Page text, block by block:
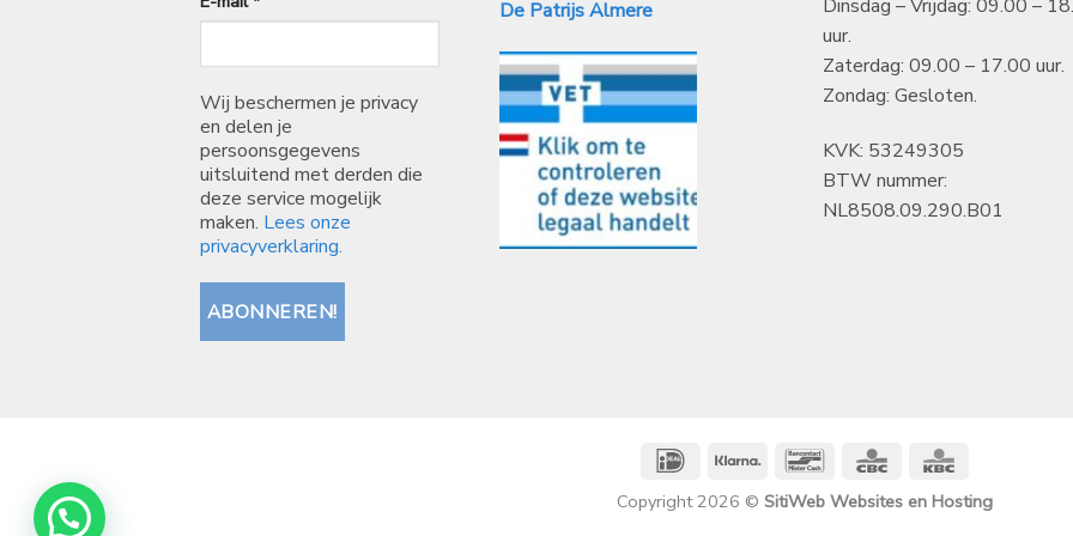
Wij beschermen je privacy
en delen je
persoonsgegevens
uitsluitend met derden die
deze service mogelijk
maken. Lees onze
privacyverklaring.
De Patrijs Almere
Dinsdag – Vrijdag: 09.00 –
uur.
Zaterdag: 09.00 – 17.00 uur.
Zondag: Gesloten.
KVK: 53249305
BTW nummer:
NL8508.09.290.B01
IDeal Klarna BancontactCBC
Copyright 2026 © SitiWeb Websites en Hosting